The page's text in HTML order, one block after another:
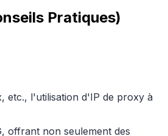
Pratiques)
etc., l'utilisation d'IP de proxy à
offrant non seulement des